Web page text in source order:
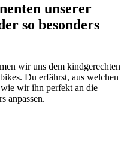
unserer
so besonders
wir uns dem kindgerechten
Du erfährst, aus welchen
wir ihn perfekt an die
anpassen.